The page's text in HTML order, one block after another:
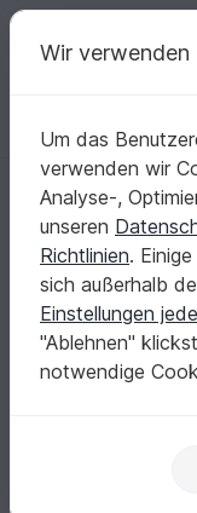
Deine
Deutsch |
Startseite Häkeln
GUTE-NACHT-
GUTE-NACHT-
Gnom
Wir verwenden
Um das
verwenden wir
Analyse-,
unseren
Richtlinien.
sich außerhalb
Einstellungen
"Ablehnen"
notwendige